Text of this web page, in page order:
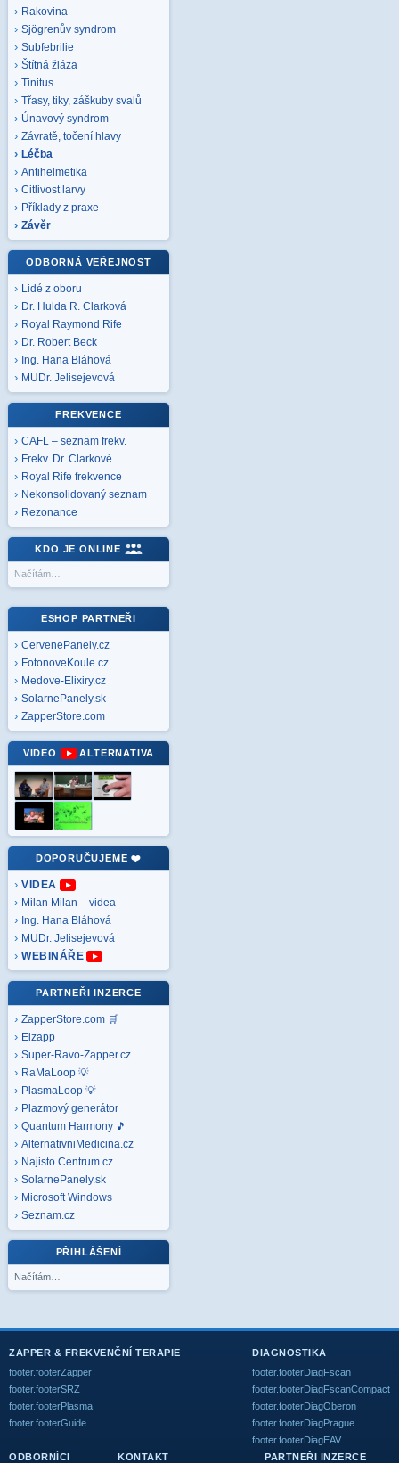
Rakovina
Sjögrenův syndrom
Subfebrilie
Štítná žláza
Tinitus
Třasy, tiky, záškuby svalů
Únavový syndrom
Závratě, točení hlavy
Léčba
Antihelmetika
Citlivost larvy
Příklady z praxe
Závěr
ODBORNÁ VEŘEJNOST
Lidé z oboru
Dr. Hulda R. Clarková
Royal Raymond Rife
Dr. Robert Beck
Ing. Hana Bláhová
MUDr. Jelisejevová
FREKVENCE
CAFL – seznam frekv.
Frekv. Dr. Clarkové
Royal Rife frekvence
Nekonsolidovaný seznam
Rezonance
KDO JE ONLINE
Načítám…
ESHOP PARTNEŘI
CervenePanely.cz
FotonoveKoule.cz
Medove-Elixiry.cz
SolarnePanely.sk
ZapperStore.com
VIDEO ALTERNATIVA
DOPORUČUJEME ❤️
VIDEA
Milan Milan – videa
Ing. Hana Bláhová
MUDr. Jelisejevová
WEBINÁŘE
PARTNEŘI INZERCE
ZapperStore.com 🛒
Elzapp
Super-Ravo-Zapper.cz
RaMaLoop 💡
PlasmaLoop 💡
Plazmový generátor
Quantum Harmony 🎵
AlternativniMedicina.cz
Najisto.Centrum.cz
SolarnePanely.sk
Microsoft Windows
Seznam.cz
PŘIHLÁŠENÍ
Načítám…
ZAPPER & FREKVENČNÍ TERAPIE
footer.footerZapper
footer.footerSRZ
footer.footerPlasma
footer.footerGuide
DIAGNOSTIKA
footer.footerDiagFscan
footer.footerDiagFscanCompact
footer.footerDiagOberon
footer.footerDiagPrague
footer.footerDiagEAV
ODBORNÍCI
KONTAKT PARTNEŘI INZERCE